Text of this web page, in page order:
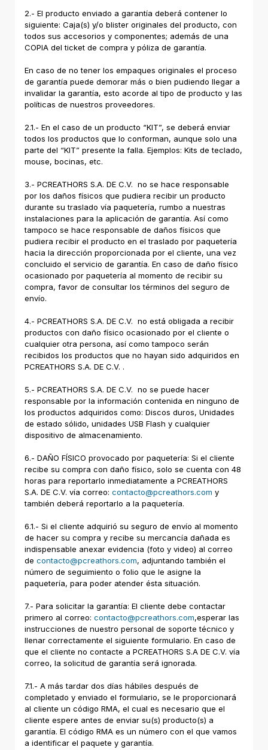
2.- El producto enviado a garantía deberá contener lo
siguiente: Caja(s) y/o blister originales del producto, con
todos sus accesorios y componentes; además de una
COPIA del ticket de compra y póliza de garantía.
En caso de no tener los empaques originales el proceso
de garantía puede demorar más o bien pudiendo llegar a
invalidar la garantía, esto acorde al tipo de producto y las
políticas de nuestros proveedores.
2.1.- En el caso de un producto “KIT”, se deberá enviar
todos los productos que lo conforman, aunque solo una
parte del “KIT” presente la falla. Ejemplos: Kits de teclado,
mouse, bocinas, etc.
3.- PCREATHORS S.A. DE C.V. no se hace responsable
por los daños físicos que pudiera recibir un producto
durante su traslado vía paquetería, rumbo a nuestras
instalaciones para la aplicación de garantía. Así como
tampoco se hace responsable de daños físicos que
pudiera recibir el producto en el traslado por paquetería
hacia la dirección proporcionada por el cliente, una vez
concluido el servicio de garantía. En caso de daño físico
ocasionado por paquetería al momento de recibir su
compra, favor de consultar los términos del seguro de
envío.
4.- PCREATHORS S.A. DE C.V. no está obligada a recibir
productos con daño físico ocasionado por el cliente o
cualquier otra persona, así como tampoco serán
recibidos los productos que no hayan sido adquiridos en
PCREATHORS S.A. DE C.V. .
5.- PCREATHORS S.A. DE C.V. no se puede hacer
responsable por la información contenida en ninguno de
los productos adquiridos como: Discos duros, Unidades
de estado sólido, unidades USB Flash y cualquier
dispositivo de almacenamiento.
6.- DAÑO FÍSICO provocado por paquetería: Si el cliente
recibe su compra con daño físico, solo se cuenta con 48
horas para reportarlo inmediatamente a PCREATHORS
S.A. DE C.V. vía correo: contacto@pcreathors.com y
también deberá reportarlo a la paquetería.
6.1.- Si el cliente adquirió su seguro de envío al momento
de hacer su compra y recibe su mercancía dañada es
indispensable anexar evidencia (foto y video) al correo
de contacto@pcreathors.com, adjuntando también el
número de seguimiento o folio que le asigne la
paquetería, para poder atender ésta situación.
7.- Para solicitar la garantía: El cliente debe contactar
primero al correo: contacto@pcreathors.com,esperar las
instrucciones de nuestro personal de soporte técnico y
llenar correctamente el siguiente formulario. En caso de
que el cliente no contacte a PCREATHORS S.A DE C.V. vía
correo, la solicitud de garantía será ignorada.
7.1.- A más tardar dos días hábiles después de
completado y enviado el formulario, se le proporcionará
al cliente un código RMA, el cual es necesario que el
cliente espere antes de enviar su(s) producto(s) a
garantía. El código RMA es un número con el que vamos
a identificar el paquete y garantía.